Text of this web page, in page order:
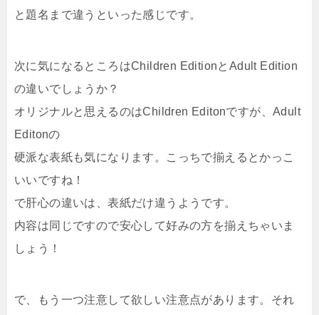
と題名まで違うといった感じです。
次に気になるところはChildren EditionとAdult Edition
の違いでしょうか？
オリジナルと思えるのはChildren Editonですが、Adult
Editonの
硬派な表紙も気になります。こっちで揃えるとかっこ
いいですね！
で肝心の違いは、表紙だけ違うようです。
内容は同じですので安心して好みの方を揃えちゃいま
しょう！
で、もう一つ注意して欲しい注意点があります。それ